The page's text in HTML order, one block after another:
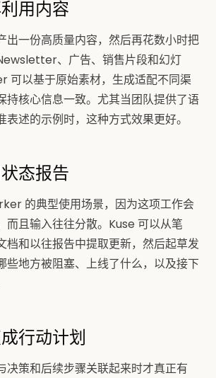
用内容
出一份高质量内容，然后再花数小时把
、广告、销售片段和幻灯
可以基于原始素材，生成适配不同渠
持核心信息一致。尤其当团队提供了语
述的示例时，这种方式效果更好。
态报告
的典型使用场景，因为这项工作会
而且输入往往分散。Kuse 可以从笔
档和以往报告中提取更新，然后起草发
些地方被阻塞、上线了什么，以及接下
行动计划
决策和后续步骤关联起来时才真正有